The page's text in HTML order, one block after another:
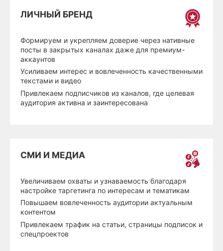
ЛИЧНЫЙ БРЕНД
Формируем и укрепляем доверие через нативные
посты в закрытых каналах даже для премиум-
аккаунтов
Усиливаем интерес и вовлеченность качественными
текстами и видео
Привлекаем подписчиков из каналов, где целевая
аудитория активна и заинтересована
СМИ И МЕДИА
Увеличиваем охваты и узнаваемость благодаря
настройке таргетинга по интересам и тематикам
Повышаем вовлеченность аудитории актуальным
контентом
Привлекаем трафик на статьи, страницы подписок и
спецпроектов